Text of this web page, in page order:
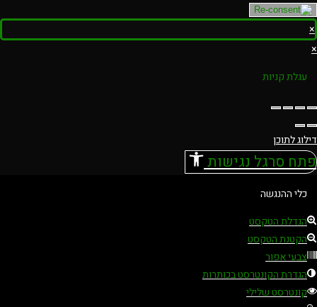
×
×
עגלת קניות
דילוג לתוכן
פתח סרגל נגישות
כלי ההנגשה
הגדלת הטקסט
הקטנת הטקסט
צבעי אפור
הגדרת הקונטרסט בכותרות
קונטרסט שלילי